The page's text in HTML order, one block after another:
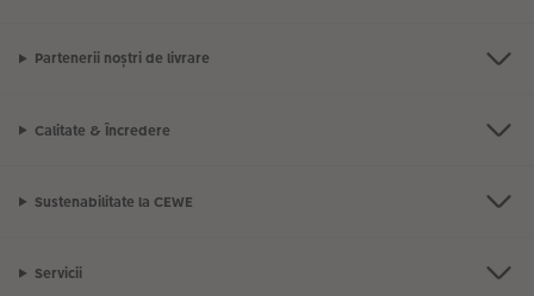
Partenerii noștri de livrare
Calitate & Încredere
Sustenabilitate la CEWE
Servicii